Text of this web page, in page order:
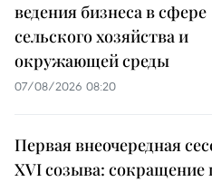
ведения бизнеса в сфере
сельского хозяйства и
окружающей среды
07/08/2026 08:20
Первая внеочередная
XVI созыва: сокращение